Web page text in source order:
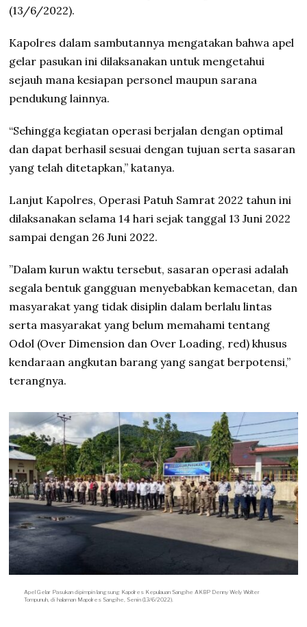
(13/6/2022).
Kapolres dalam sambutannya mengatakan bahwa apel
gelar pasukan ini dilaksanakan untuk mengetahui
sejauh mana kesiapan personel maupun sarana
pendukung lainnya.
“Sehingga kegiatan operasi berjalan dengan optimal
dan dapat berhasil sesuai dengan tujuan serta sasaran
yang telah ditetapkan,” katanya.
Lanjut Kapolres, Operasi Patuh Samrat 2022 tahun ini
dilaksanakan selama 14 hari sejak tanggal 13 Juni 2022
sampai dengan 26 Juni 2022.
”Dalam kurun waktu tersebut, sasaran operasi adalah
segala bentuk gangguan menyebabkan kemacetan, dan
masyarakat yang tidak disiplin dalam berlalu lintas
serta masyarakat yang belum memahami tentang
Odol (Over Dimension dan Over Loading, red) khusus
kendaraan angkutan barang yang sangat berpotensi,”
terangnya.
Apel Gelar Pasukan dipimpin langsung Kapolres Kepulauan Sangihe AKBP Denny Wely Wolter
Tompunuh, di halaman Mapolres Sangihe, Senin (13/6/2022).